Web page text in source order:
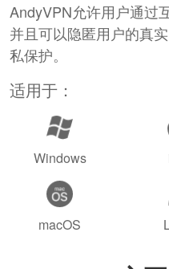
AndyVPN允许用户通过
并且可以隐匿用户的真
私保护。
适用于：
Windows
macOS